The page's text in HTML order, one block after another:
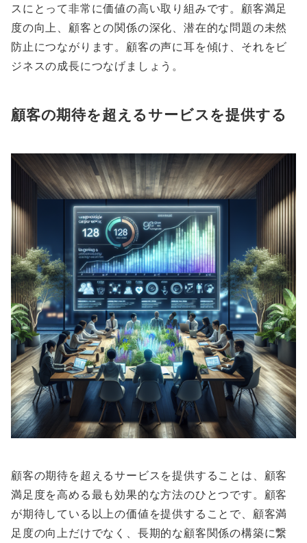
スにとって非常に価値の高い取り組みです。顧客満足
度の向上、顧客との関係の深化、潜在的な問題の未然
防止につながります。顧客の声に耳を傾け、それをビ
ジネスの成長につなげましょう。
顧客の期待を超えるサービスを提供する
顧客の期待を超えるサービスを提供することは、顧客
満足度を高める最も効果的な方法のひとつです。顧客
が期待している以上の価値を提供することで、顧客満
足度の向上だけでなく、長期的な顧客関係の構築に繋